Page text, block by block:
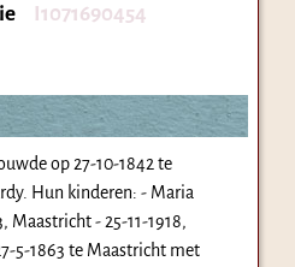
I1071690454
op 27-10-1842 te
Hun kinderen: - Maria
Maastricht - 25-11-1918,
5-1863 te Maastricht met